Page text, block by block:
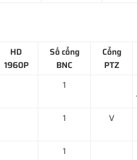
HD
1960P
Số cổng
BNC
Cổng
PTZ
1
1 V
1